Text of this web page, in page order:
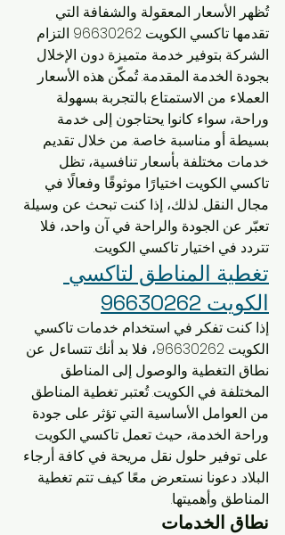
تُظهر الأسعار المعقولة والشفافة التي
تقدمها تاكسي الكويت 96630262 التزام
الشركة بتوفير خدمة متميزة دون الإخلال
بجودة الخدمة المقدمة. تُمكّن هذه الأسعار
العملاء من الاستمتاع بالتجربة بسهولة
وراحة، سواء كانوا يحتاجون إلى خدمة
بسيطة أو مناسبة خاصة. من خلال تقديم
خدمات مختلفة بأسعار تنافسية، تظل
تاكسي الكويت اختيارًا موثوقًا وفعالًا في
مجال النقل. لذلك، إذا كنت تبحث عن وسيلة
تعبّر عن الجودة والراحة في آن واحد، فلا
تتردد في اختيار تاكسي الكويت.
تغطية المناطق لتاكسي
الكويت 96630262
إذا كنت تفكر في استخدام خدمات تاكسي
الكويت 96630262، فلا بد أنك تتساءل عن
نطاق التغطية والوصول إلى المناطق
المختلفة في الكويت. تُعتبر تغطية المناطق
من العوامل الأساسية التي تؤثر على جودة
وراحة الخدمة، حيث تعمل تاكسي الكويت
على توفير حلول نقل مريحة في كافة أرجاء
البلاد. دعونا نستعرض معًا كيف تتم تغطية
المناطق وأهميتها.
نطاق الخدمات